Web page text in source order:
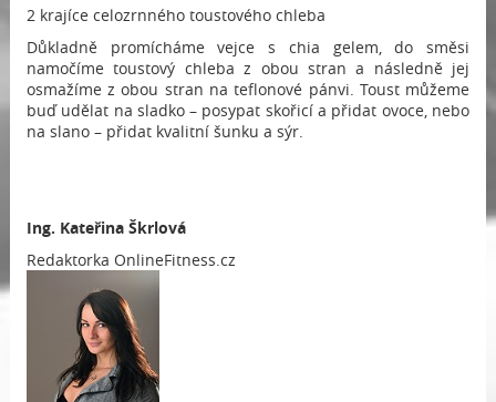
2 krajíce celozrnného toustového chleba
Důkladně promícháme vejce s chia gelem, do směsi
namočíme toustový chleba z obou stran a následně jej
osmažíme z obou stran na teflonové pánvi. Toust můžeme
buď udělat na sladko – posypat skořicí a přidat ovoce, nebo
na slano – přidat kvalitní šunku a sýr.
Ing. Kateřina Škrlová
Redaktorka OnlineFitness.cz